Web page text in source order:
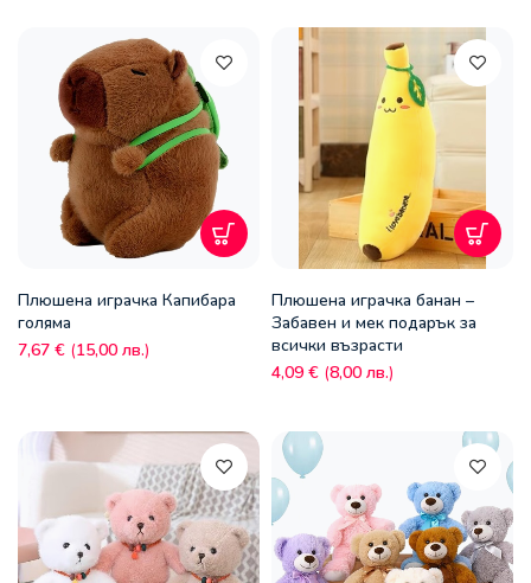
Плюшена играчка Капибара
голяма
7,67 € (15,00 лв.)
Плюшена играчка банан –
Забавен и мек подарък за
всички възрасти
4,09 € (8,00 лв.)